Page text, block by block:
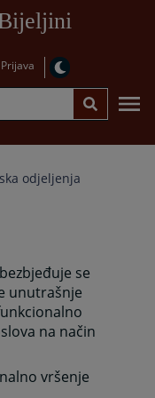
Prijava
odjeljenja
se
unutrašnje
na način
vršenje